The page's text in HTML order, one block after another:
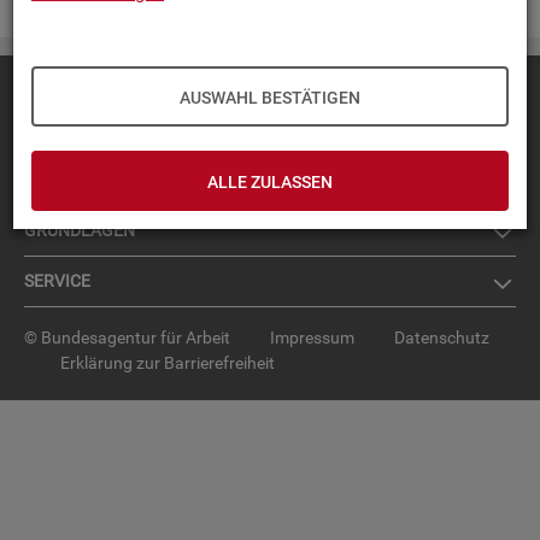
AUSWAHL BESTÄTIGEN
ALLE ZULASSEN
TOP-PRO­DUK­TE
IN­TER­AK­TI­VE STA­TIS­TI­KEN
GRUND­LA­GEN
SER­VICE
© Bundesagentur für Arbeit Impressum
Datenschutz
Erklärung zur Barrierefreiheit